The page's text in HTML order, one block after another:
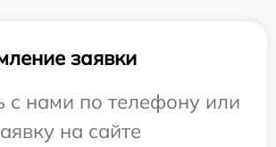
заявки
с нами по телефону или
на сайте